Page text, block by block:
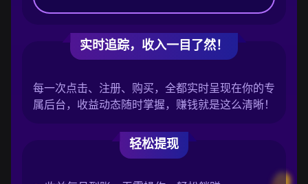
实时追踪，收入一目了然！
每一次点击、注册、购买，全都实时呈现在你的专
属后台，收益动态随时掌握，赚钱就是这么清晰！
轻松提现